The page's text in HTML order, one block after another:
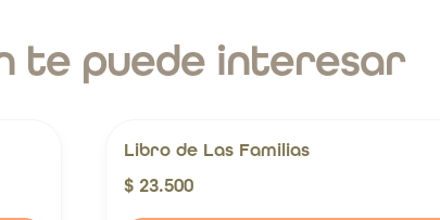
te puede interesar
Libro de Las Familias
$ 23.500